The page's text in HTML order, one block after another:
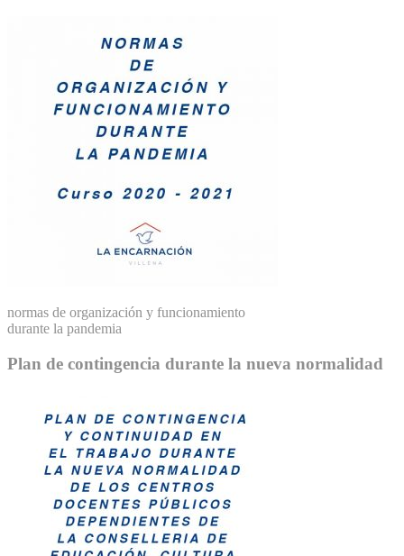
normas de organización y funcionamiento
durante la pandemia
Plan de contingencia durante la nueva normalidad